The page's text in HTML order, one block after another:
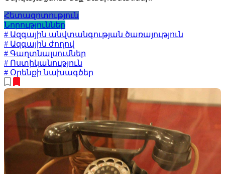
Հետազոտություն
Նորություններ
# Ազգային անվտանգության ծառայություն
# Ազգային ժողով
# Գաղտնալսումներ
# Ոստիկանություն
# Օրենքի նախագծեր